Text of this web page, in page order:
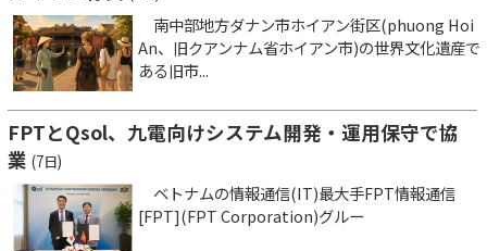
南中部地方ダナン市ホイアン街区(phuong Hoi
An、旧クアンナム省ホイアン市)の世界文化遺産で
ある旧市...
FPTとQsol、九電向けシステム開発・運用保守で協
業 (7日)
ベトナムの情報通信(IT)最大手FPT情報通信
[FPT](FPT Corporation)グルー